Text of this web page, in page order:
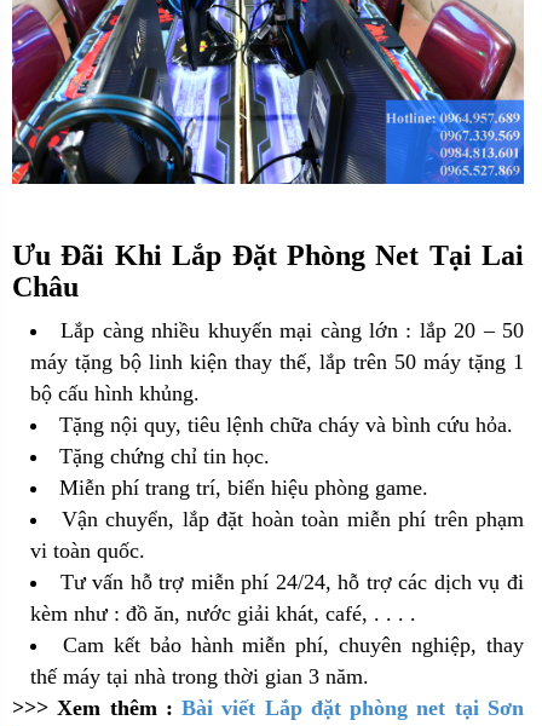
Ưu Đãi Khi Lắp Đặt Phòng Net Tại Lai
Châu
Lắp càng nhiều khuyến mại càng lớn : lắp 20 – 50
máy tặng bộ linh kiện thay thế, lắp trên 50 máy tặng 1
bộ cấu hình khủng.
Tặng nội quy, tiêu lệnh chữa cháy và bình cứu hỏa.
Tặng chứng chỉ tin học.
Miễn phí trang trí, biển hiệu phòng game.
Vận chuyển, lắp đặt hoàn toàn miễn phí trên phạm
vi toàn quốc.
Tư vấn hỗ trợ miễn phí 24/24, hỗ trợ các dịch vụ đi
kèm như : đồ ăn, nước giải khát, café, . . . .
Cam kết bảo hành miễn phí, chuyên nghiệp, thay
thế máy tại nhà trong thời gian 3 năm.
>>> Xem thêm :Bài viết Lắp đặt phòng net tại Sơn